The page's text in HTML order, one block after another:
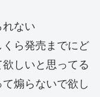
ない
ら発売までにど
しいと思ってる
煽らないで欲し